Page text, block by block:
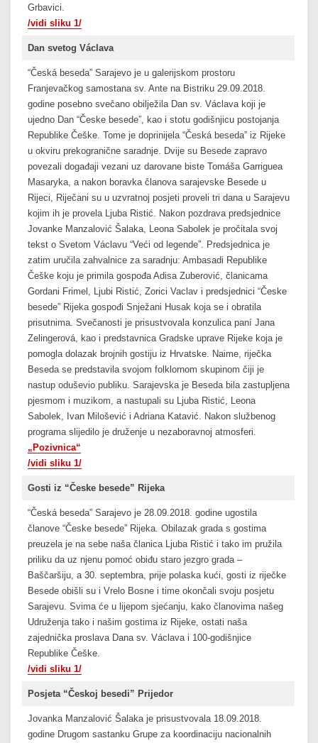
Grbavici.
/vidi sliku 1/
Dan svetog Václava
“Česká beseda” Sarajevo je u galerijskom prostoru
Franjevačkog samostana sv. Ante na Bistriku 29.09.2018.
godine posebno svečano obilježila Dan sv. Václava koji je
ujedno Dan “Česke besede”, kao i stotu godišnjicu postojanja
Republike Češke. Tome je doprinijela “Česká beseda” iz Rijeke
u okviru prekogranične saradnje. Dvije su Besede zapravo
povezali događaji vezani uz darovane biste Tomáša Garriguea
Masaryka, a nakon boravka članova sarajevske Besede u
Rijeci, Riječani su u uzvratnoj posjeti proveli tri dana u Sarajevu
kojim ih je provela Ljuba Ristić. Nakon pozdrava predsjednice
Jovanke Manzalović Šalaka, Leona Sabolek je pročitala svoj
tekst o Svetom Václavu “Veći od legende”. Predsjednica je
zatim uručila zahvalnice za saradnju: Ambasadi Republike
Češke koju je primila gospođa Adisa Zuberović, članicama
Gordani Frimel, Ljubi Ristić, Zorici Vaclav i predsjednici “Česke
besede” Rijeka gospođi Snježani Husak koja se i obratila
prisutnima. Svečanosti je prisustvovala konzulica paní Jana
Zelingerová, kao i predstavnica Gradske uprave Rijeke koja je
pomogla dolazak brojnih gostiju iz Hrvatske. Naime, riječka
Beseda se predstavila svojom folklornom skupinom čiji je
nastup oduševio publiku. Sarajevska je Beseda bila zastupljena
pjesmom i muzikom, a nastupali su Ljuba Ristić, Leona
Sabolek, Ivan Milošević i Adriana Katavić. Nakon službenog
programa slijedilo je druženje u nezaboravnoj atmosferi.
„Pozivnica“
/vidi sliku 1/
Gosti iz “Česke besede” Rijeka
“Česká beseda” Sarajevo je 28.09.2018. godine ugostila
članove “Česke besede” Rijeka. Obilazak grada s gostima
preuzela je na sebe naša članica Ljuba Ristić i tako im pružila
priliku da uz njenu pomoć obiđu staro jezgro grada –
Baščaršiju, a 30. septembra, prije polaska kući, gosti iz riječke
Besede obišli su i Vrelo Bosne i time okončali svoju posjetu
Sarajevu. Svima će u lijepom sjećanju, kako članovima našeg
Udruženja tako i našim gostima iz Rijeke, ostati naša
zajednička proslava Dana sv. Václava i 100-godišnjice
Republike Češke.
/vidi sliku 1/
Posjeta “Českoj besedi” Prijedor
Jovanka Manzalović Šalaka je prisustvovala 18.09.2018.
godine Drugom sastanku Grupe za koordinaciju nacionalnih